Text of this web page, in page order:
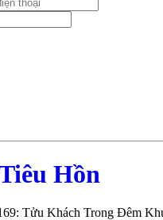
Hồn
Tửu Khách Trong Đêm